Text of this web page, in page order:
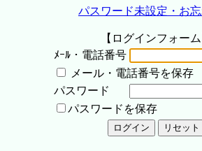
パスワード未設定・お
【ログインフォーム
ﾒｰﾙ・電話番号
メール・電話番号を保存
パスワード
パスワードを保存